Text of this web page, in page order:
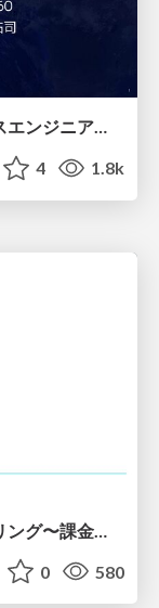
ルールを書いて終わらせないハーネスエンジニアリング
4 1.8k
0 580